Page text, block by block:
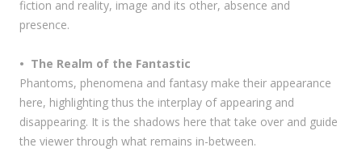
fiction and reality, image and its other, absence and
presence.
• The Realm of the Fantastic
Phantoms, phenomena and fantasy make their appearance
here, highlighting thus the interplay of appearing and
disappearing. It is the shadows here that take over and guide
the viewer through what remains in-between.